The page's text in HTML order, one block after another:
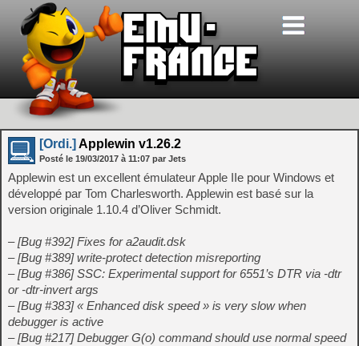
[Ordi.] Applewin v1.26.2
Posté le 19/03/2017 à 11:07 par Jets
Applewin est un excellent émulateur Apple IIe pour Windows et
développé par Tom Charlesworth. Applewin est basé sur la
version originale 1.10.4 d’Oliver Schmidt.
– [Bug #392] Fixes for a2audit.dsk
– [Bug #389] write-protect detection misreporting
– [Bug #386] SSC: Experimental support for 6551’s DTR via -dtr
or -dtr-invert args
– [Bug #383] « Enhanced disk speed » is very slow when
debugger is active
– [Bug #217] Debugger G(o) command should use normal speed